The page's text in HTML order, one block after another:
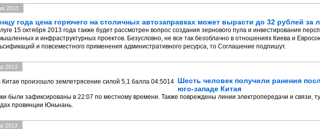
2013
года цена горючего на столичных автозаправках может вырасти до 32 рублей за
15 октября 2013 года также будет рассмотрен вопрос создания зернового пула и инвестирования
и инфраструктурных проектов. Безусловно, не все так безоблачно в отношениях Киева и
и повсеместного применения административного ресурса, то Соглашение подпишут.
2013
Шесть человек получили ранения
юго-западе Китая
были зафиксированы в 22:07 по местному времени. Также повреждены линии электропередачи и связи,
провинции Юньнань.
2013